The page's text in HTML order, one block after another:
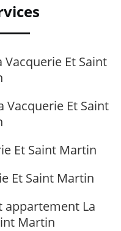
Et Saint
Vacquerie Et Saint
Et Saint Martin
Et Saint Martin
appartement La
Martin